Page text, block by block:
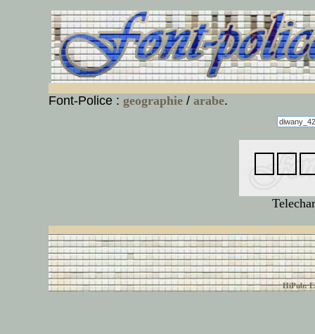
Font-Police : geographie/ arabe.
HiPub: